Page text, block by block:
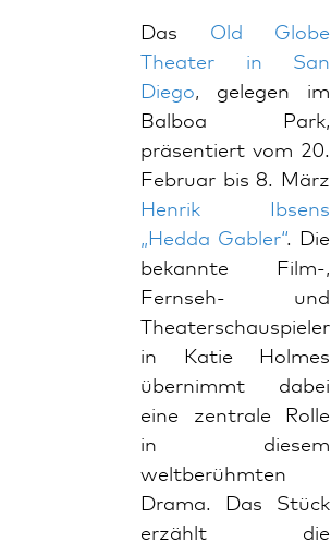
Das Old Globe
Theater in San
Diego, gelegen im
Balboa Park,
präsentiert vom 20.
Februar bis 8. März
Henrik Ibsens
„Hedda Gabler“. Die
bekannte Film-,
Fernseh- und
Theaterschauspieler
in Katie Holmes
übernimmt dabei
eine zentrale Rolle
in diesem
weltberühmten
Drama. Das Stück
erzählt die